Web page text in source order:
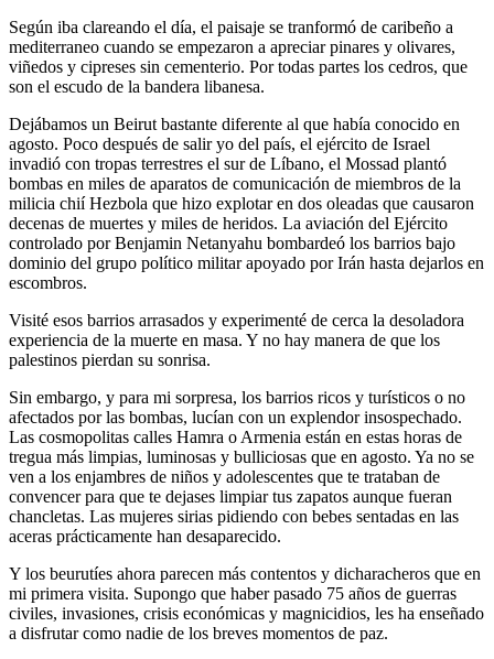
Según iba clareando el día, el paisaje se tranformó de caribeño a
mediterraneo cuando se empezaron a apreciar pinares y olivares,
viñedos y cipreses sin cementerio. Por todas partes los cedros, que
son el escudo de la bandera libanesa.
Dejábamos un Beirut bastante diferente al que había conocido en
agosto. Poco después de salir yo del país, el ejército de Israel
invadió con tropas terrestres el sur de Líbano, el Mossad plantó
bombas en miles de aparatos de comunicación de miembros de la
milicia chií Hezbola que hizo explotar en dos oleadas que causaron
decenas de muertes y miles de heridos. La aviación del Ejército
controlado por Benjamin Netanyahu bombardeó los barrios bajo
dominio del grupo político militar apoyado por Irán hasta dejarlos en
escombros.
Visité esos barrios arrasados y experimenté de cerca la desoladora
experiencia de la muerte en masa. Y no hay manera de que los
palestinos pierdan su sonrisa.
Sin embargo, y para mi sorpresa, los barrios ricos y turísticos o no
afectados por las bombas, lucían con un explendor insospechado.
Las cosmopolitas calles Hamra o Armenia están en estas horas de
tregua más limpias, luminosas y bulliciosas que en agosto. Ya no se
ven a los enjambres de niños y adolescentes que te trataban de
convencer para que te dejases limpiar tus zapatos aunque fueran
chancletas. Las mujeres sirias pidiendo con bebes sentadas en las
aceras prácticamente han desaparecido.
Y los beurutíes ahora parecen más contentos y dicharacheros que en
mi primera visita. Supongo que haber pasado 75 años de guerras
civiles, invasiones, crisis económicas y magnicidios, les ha enseñado
a disfrutar como nadie de los breves momentos de paz.